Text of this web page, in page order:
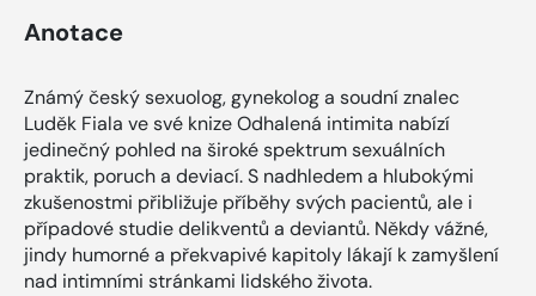
Anotace
Známý český sexuolog, gynekolog a soudní znalec
Luděk Fiala ve své knize Odhalená intimita nabízí
jedinečný pohled na široké spektrum sexuálních
praktik, poruch a deviací. S nadhledem a hlubokými
zkušenostmi přibližuje příběhy svých pacientů, ale i
případové studie delikventů a deviantů. Někdy vážné,
jindy humorné a překvapivé kapitoly lákají k zamyšlení
nad intimními stránkami lidského života.